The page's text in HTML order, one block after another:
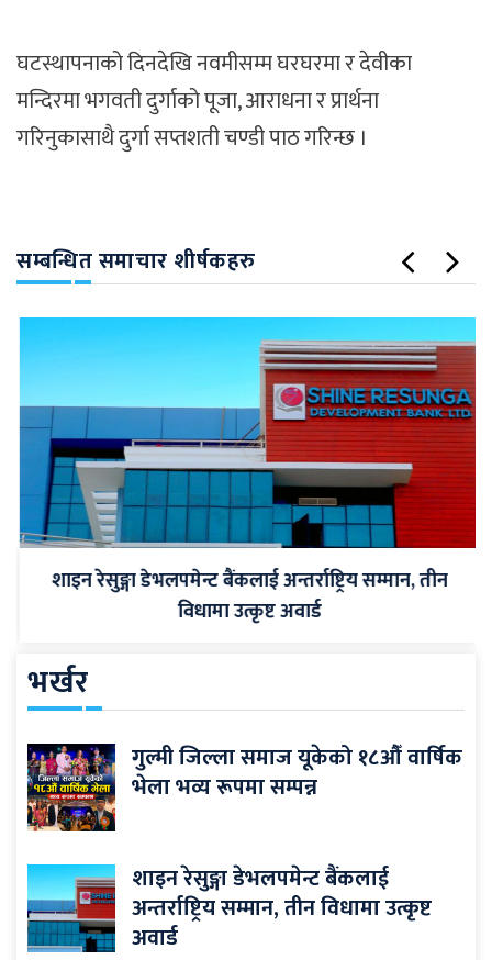
घटस्थापनाको दिनदेखि नवमीसम्म घरघरमा र देवीका
मन्दिरमा भगवती दुर्गाको पूजा, आराधना र प्रार्थना
गरिनुकासाथै दुर्गा सप्तशती चण्डी पाठ गरिन्छ ।
सम्बन्धित समाचार शीर्षकहरु
शाइन रेसुङ्गा डेभलपमेन्ट बैंकलाई अन्तर्राष्ट्रिय सम्मान, तीन
विधामा उत्कृष्ट अवार्ड
भर्खर
गुल्मी जिल्ला समाज यूकेको १८औँ वार्षिक
भेला भव्य रूपमा सम्पन्न
शाइन रेसुङ्गा डेभलपमेन्ट बैंकलाई
अन्तर्राष्ट्रिय सम्मान, तीन विधामा उत्कृष्ट
अवार्ड